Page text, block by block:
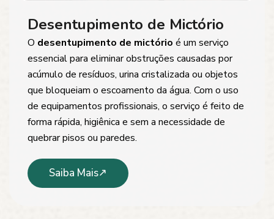
Desentupimento de Mictório
O desentupimento de mictório é um serviço
essencial para eliminar obstruções causadas por
acúmulo de resíduos, urina cristalizada ou objetos
que bloqueiam o escoamento da água. Com o uso
de equipamentos profissionais, o serviço é feito de
forma rápida, higiênica e sem a necessidade de
quebrar pisos ou paredes.
Saiba Mais